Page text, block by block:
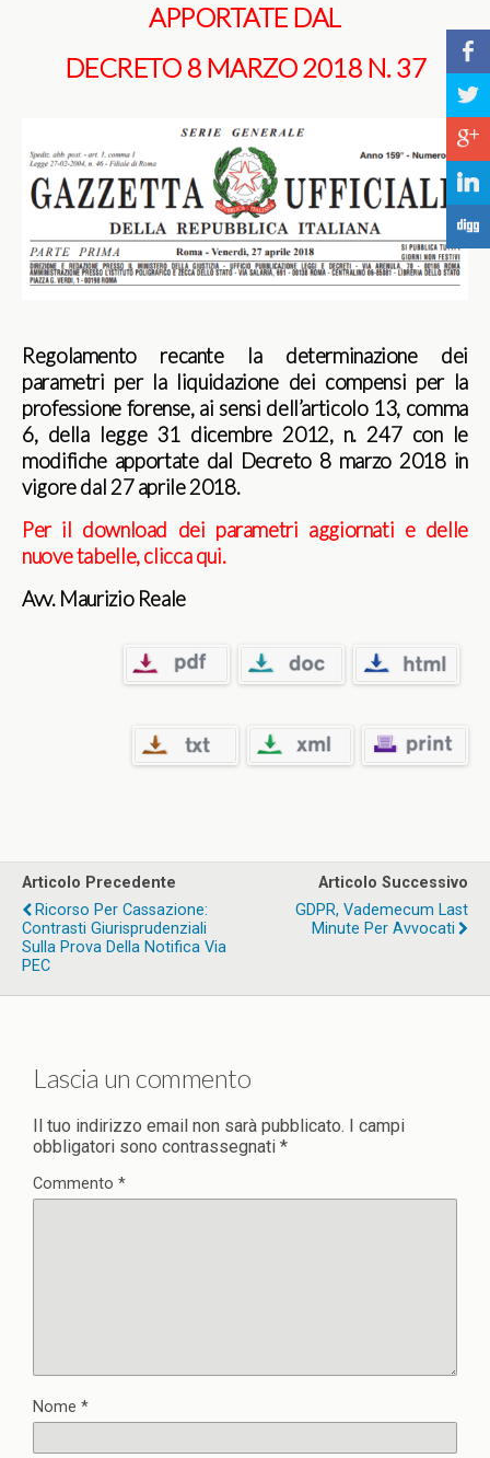
APPORTATE DAL
DECRETO 8 MARZO 2018 N. 37
Regolamento recante la determinazione dei
parametri per la liquidazione dei compensi per la
professione forense, ai sensi dell’articolo 13, comma
6, della legge 31 dicembre 2012, n. 247 con le
modifiche apportate dal Decreto 8 marzo 2018 in
vigore dal 27 aprile 2018.
Per il download dei parametri aggiornati e delle
nuove tabelle, clicca qui.
Avv. Maurizio Reale
Articolo Precedente
Ricorso Per Cassazione:
Contrasti Giurisprudenziali
Sulla Prova Della Notifica Via
PEC
Articolo Successivo
GDPR, Vademecum Last
Minute Per Avvocati
Lascia un commento
Il tuo indirizzo email non sarà pubblicato. I campi
obbligatori sono contrassegnati *
Commento *
Nome *
b
a
c
j
F